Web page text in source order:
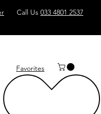
Call Us 033 4801 2537
Favorites